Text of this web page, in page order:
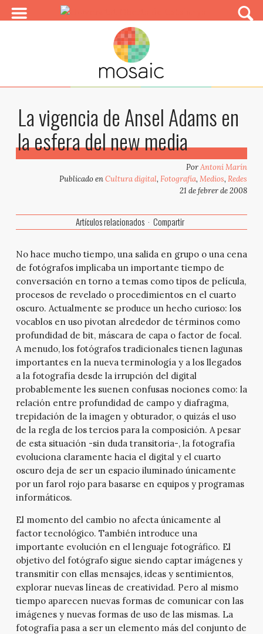
La vigencia de Ansel Adams en
la esfera del new media
PorAntoni Marín
Publicado enCultura digital,Fotografía,Medios,Redes
21 de febrer de 2008
Artículos relacionados Compartir
No hace mucho tiempo, una salida en grupo o una cena
de fotógrafos implicaba un importante tiempo de
conversación en torno a temas como tipos de película,
procesos de revelado o procedimientos en el cuarto
oscuro. Actualmente se produce un hecho curioso: los
vocablos en uso pivotan alrededor de términos como
profundidad de bit, máscara de capa o factor de focal.
A menudo, los fotógrafos tradicionales tienen lagunas
importantes en la nueva terminología y a los llegados
a la fotografía desde la irrupción del digital
probablemente les suenen confusas nociones como: la
relación entre profundidad de campo y diafragma,
trepidación de la imagen y obturador, o quizás el uso
de la regla de los tercios para la composición. A pesar
de esta situación -sin duda transitoria-, la fotografía
evoluciona claramente hacia el digital y el cuarto
oscuro deja de ser un espacio iluminado únicamente
por un farol rojo para basarse en equipos y programas
informáticos.
El momento del cambio no afecta únicamente al
factor tecnológico. También introduce una
importante evolución en el lenguaje fotográfico. El
objetivo del fotógrafo sigue siendo captar imágenes y
transmitir con ellas mensajes, ideas y sentimientos,
explorar nuevas líneas de creatividad. Pero al mismo
tiempo aparecen nuevas formas de comunicar con las
imágenes y nuevas formas de uso de las mismas. La
fotografía pasa a ser un elemento más del conjunto de